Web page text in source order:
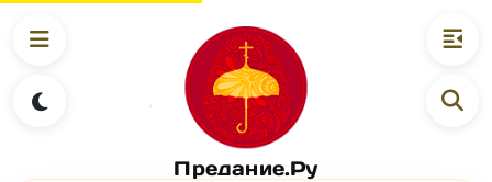
Предание.Ру